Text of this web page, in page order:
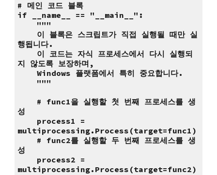
# 메인 코드 블록
if __name__ == "__main__":
"""
이 블록은 스크립트가 직접 실행될 때만 실
행됩니다.
이 코드는 자식 프로세스에서 다시 실행되
지 않도록 보장하며,
Windows 플랫폼에서 특히 중요합니다.
"""
# func1을 실행할 첫 번째 프로세스를 생
성
process1 =
multiprocessing.Process(target=func1)
# func2를 실행할 두 번째 프로세스를 생
성
process2 =
multiprocessing.Process(target=func2)